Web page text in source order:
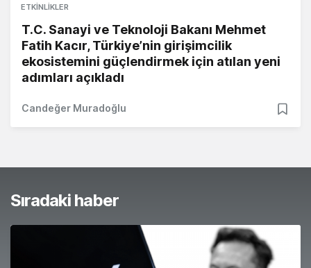
ETKINLIKLER
T.C. Sanayi ve Teknoloji Bakanı Mehmet
Fatih Kacır, Türkiye’nin girişimcilik
ekosistemini güçlendirmek için atılan yeni
adımları açıkladı
Candeğer Muradoğlu
Sıradaki haber